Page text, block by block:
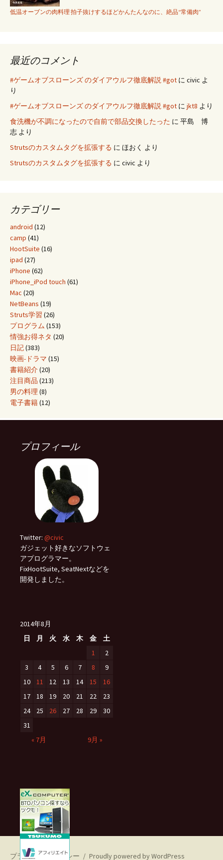
低温オーブンの肉料理 拍子抜けするほどかんたんなのに、絶品“常備肉”
最近のコメント
#ゲームオブスローンズ のダイアウルフ徹底解説 #got に civic よ
り
#ゲームオブスローンズ のダイアウルフ徹底解説 #got に jkt8 より
食洗機が不調になったので自前で部品交換したった に 平島 博
志 より
Strutsのカスタムタグを拡張する に ほおく より
Strutsのカスタムタグを拡張する に civic より
カテゴリー
android (12)
camp (41)
HootSuite (16)
ipad (27)
iPhone (62)
iPhone_iPod touch (61)
Mac (20)
NetBeans (19)
Struts学習 (26)
プログラム (153)
情強お得ネタ (20)
日記(383)
映画-ドラマ (15)
書籍紹介(20)
注目商品 (213)
男の料理 (8)
電子書籍(12)
プロフィール
Twitter: @civic
ガジェット好きなソフトウェ
アプログラマー。
FixHootSuite, SeatNextなどを
開発しました。
2014年8月
日
月 火 水 木 金
土
1
2
3
4 5 6 7 8
9
10
11 12 13 14 15
16
17
18 19 20 21 22
23
24
25 26 27 28 29
30
31
« 7月
9月 »
プライバシーポリシー Proudly powered by WordPress